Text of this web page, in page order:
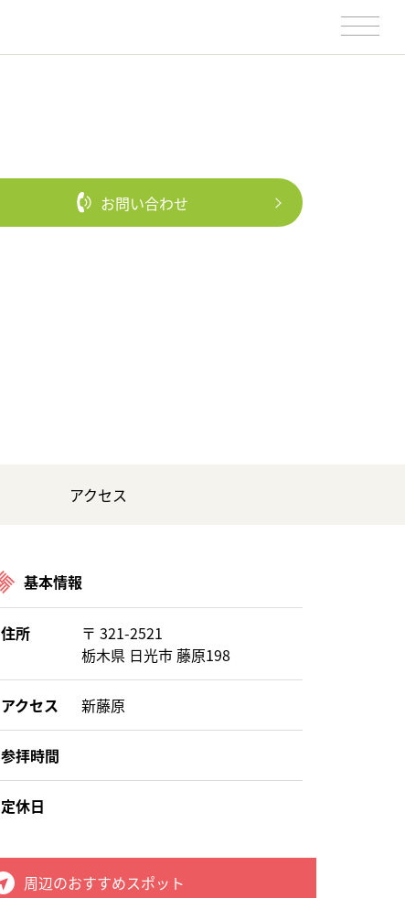
お問い合わせ
アクセス
基本情報
住所
〒 321-2521
栃木県 日光市 藤原198
アクセス 新藤原
参拝時間
定休日
周辺のおすすめスポット